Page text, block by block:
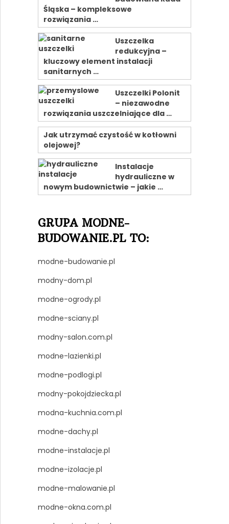
Śląska – kompleksowe
rozwiązania …
Uszczelka
redukcyjna –
kluczowy element instalacji
sanitarnych …
Uszczelki Polonit
– niezawodne
rozwiązania uszczelniające dla …
Jak utrzymać czystość w kotłowni
olejowej?
Instalacje
hydrauliczne w
nowym budownictwie – jakie …
GRUPA MODNE-
BUDOWANIE.PL TO:
modne-budowanie.pl
modny-dom.pl
modne-ogrody.pl
modne-sciany.pl
modny-salon.com.pl
modne-lazienki.pl
modne-podlogi.pl
modny-pokojdziecka.pl
modna-kuchnia.com.pl
modne-dachy.pl
modne-instalacje.pl
modne-izolacje.pl
modne-malowanie.pl
modne-okna.com.pl